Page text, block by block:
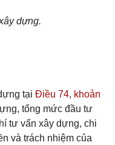
dựng.
tại Điều 74, khoản
tổng mức đầu tư
tư vấn xây dựng, chi
và trách nhiệm của